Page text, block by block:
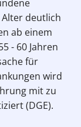
deutlich
ab einem
- 60 Jahren
für
wird
mit zu
(DGE).